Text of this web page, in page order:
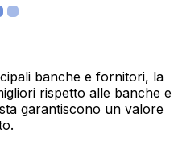
banche e fornitori, la
rispetto alle banche e
garantiscono un valore